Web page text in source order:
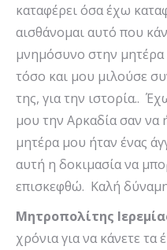
καταφέρει όσα έχω
αισθάνομαι αυτό που
μνημόσυνο στην
τόσο και μου μιλούσε
της, για την ιστορία..
μου την Αρκαδία σαν να
μητέρα μου ήταν ένας
αυτή η δοκιμασία να
επισκεφθώ. Καλή
Μητροπολίτης
χρόνια για να κάνετε τα